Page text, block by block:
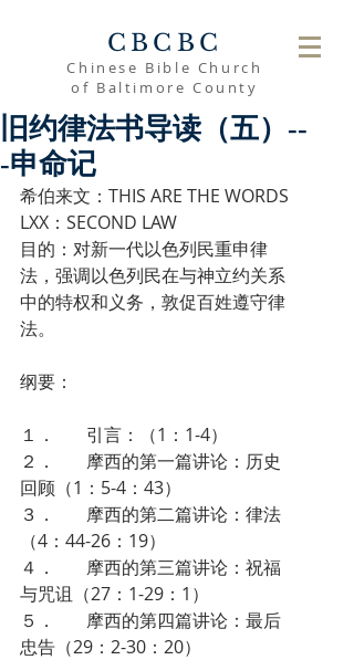
CBCBC
Chinese Bible Church
of Baltimore County
旧约律法书导读（五）--
-申命记
希伯来文：THIS ARE THE WORDS
LXX：SECOND LAW
目的：对新一代以色列民重申律
法，强调以色列民在与神立约关系
中的特权和义务，敦促百姓遵守律
法。
纲要：
１．       引言：（1：1-4）
２．       摩西的第一篇讲论：历史
回顾（1：5-4：43）
３．       摩西的第二篇讲论：律法
（4：44-26：19）
４．       摩西的第三篇讲论：祝福
与咒诅（27：1-29：1）
５．       摩西的第四篇讲论：最后
忠告（29：2-30：20）